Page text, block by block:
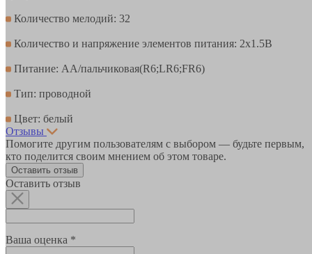
Количество мелодий: 32
Количество и напряжение элементов питания: 2х1.5В
Питание: AA/пальчиковая(R6;LR6;FR6)
Тип: проводной
Цвет: белый
Отзывы
Помогите другим пользователям с выбором — будьте первым,
кто поделится своим мнением об этом товаре.
Оставить отзыв
Оставить отзыв
Ваша оценка *